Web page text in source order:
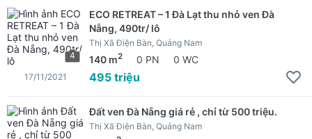
4
ECO RETREAT – 1 Đà Lạt thu nhỏ ven Đà
Nẵng, 490tr/ lô
Thị Xã Điện Bàn, Quảng Nam
140 m2 0 PN 0 WC
495 triệu
17/11/2021
Đất ven Đà Nẵng giá rẻ , chỉ từ 500 triệu.
Thị Xã Điện Bàn, Quảng Nam